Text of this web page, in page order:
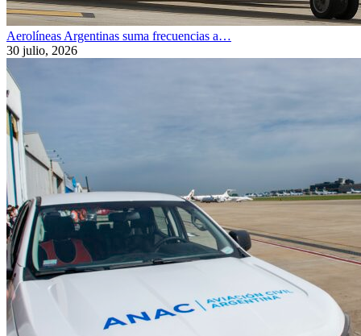
Aerolíneas Argentinas suma frecuencias a…
30 julio, 2026